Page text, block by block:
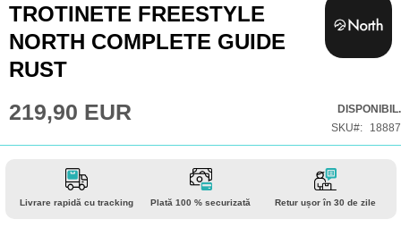
Skip
to
the
beginning
the
TROTINETE FREESTYLE
NORTH COMPLETE GUIDE
RUST
219,90 EUR
DISPONIBIL.
SKU
18887
Livrare rapidă cu tracking Plată 100 % securizată Retur ușor în 30 de zile